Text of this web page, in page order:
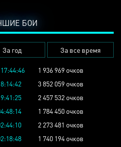
БОИ
За год За все время
1 936 969 очков
3 852 059 очков
2 457 532 очков
1 784 450 очков
2 273 481 очков
1 740 194 очков